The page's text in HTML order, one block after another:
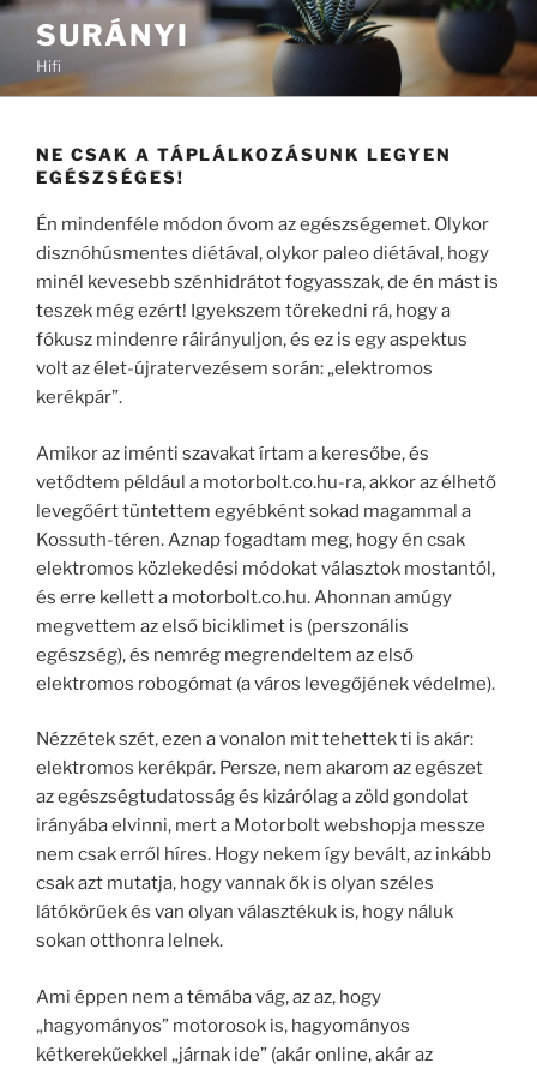
Tartalomhoz
SURÁNYI
Hifi
NE CSAK A TÁPLÁLKOZÁSUNK LEGYEN
EGÉSZSÉGES!
Én mindenféle módon óvom az egészségemet. Olykor
disznóhúsmentes diétával, olykor paleo diétával, hogy
minél kevesebb szénhidrátot fogyasszak, de én mást is
teszek még ezért! Igyekszem törekedni rá, hogy a
fókusz mindenre ráirányuljon, és ez is egy aspektus
volt az élet-újratervezésem során: „elektromos
kerékpár”.
Amikor az iménti szavakat írtam a keresőbe, és
vetődtem például a motorbolt.co.hu-ra, akkor az élhető
levegőért tüntettem egyébként sokad magammal a
Kossuth-téren. Aznap fogadtam meg, hogy én csak
elektromos közlekedési módokat választok mostantól,
és erre kellett a motorbolt.co.hu. Ahonnan amúgy
megvettem az első biciklimet is (perszonális
egészség), és nemrég megrendeltem az első
elektromos robogómat (a város levegőjének védelme).
Nézzétek szét, ezen a vonalon mit tehettek ti is akár:
elektromos kerékpár. Persze, nem akarom az egészet
az egészségtudatosság és kizárólag a zöld gondolat
irányába elvinni, mert a Motorbolt webshopja messze
nem csak erről híres. Hogy nekem így bevált, az inkább
csak azt mutatja, hogy vannak ők is olyan széles
látókörűek és van olyan választékuk is, hogy náluk
sokan otthonra lelnek.
Ami éppen nem a témába vág, az az, hogy
„hagyományos” motorosok is, hagyományos
kétkerekűekkel „járnak ide” (akár online, akár az